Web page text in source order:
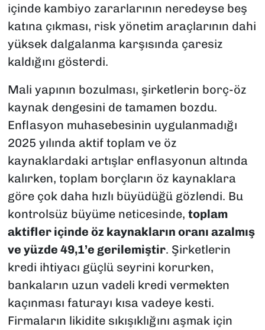
içinde kambiyo zararlarının neredeyse beş
katına çıkması, risk yönetim araçlarının dahi
yüksek dalgalanma karşısında çaresiz
kaldığını gösterdi.
Mali yapının bozulması, şirketlerin borç-öz
kaynak dengesini de tamamen bozdu.
Enflasyon muhasebesinin uygulanmadığı
2025 yılında aktif toplam ve öz
kaynaklardaki artışlar enflasyonun altında
kalırken, toplam borçların öz kaynaklara
göre çok daha hızlı büyüdüğü gözlendi. Bu
kontrolsüz büyüme neticesinde, toplam
aktifler içinde öz kaynakların oranı azalmış
ve yüzde 49,1’e gerilemiştir. Şirketlerin
kredi ihtiyacı güçlü seyrini korurken,
bankaların uzun vadeli kredi vermekten
kaçınması faturayı kısa vadeye kesti.
Firmaların likidite sıkışıklığını aşmak için